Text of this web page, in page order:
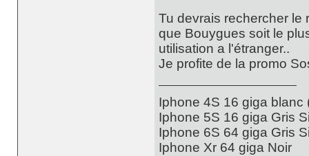
Tu devrais rechercher le
que Bouygues soit le
utilisation a l'étranger..
Je profite de la promo
Iphone 4S 16 giga blanc
Iphone 5S 16 giga Gris
Iphone 6S 64 giga Gris
Iphone Xr 64 giga Noir